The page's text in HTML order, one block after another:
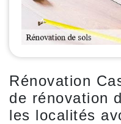
Rénovation
de rénovation
les localités